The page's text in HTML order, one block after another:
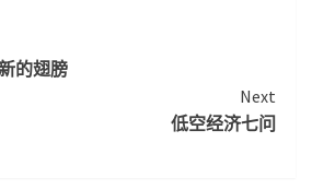
的翅膀
Next
低空经济七问